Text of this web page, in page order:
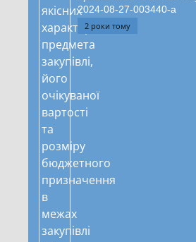
2024-08-27-003440-a
2 роки тому